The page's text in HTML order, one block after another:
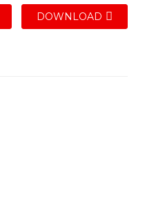
DOWNLOAD